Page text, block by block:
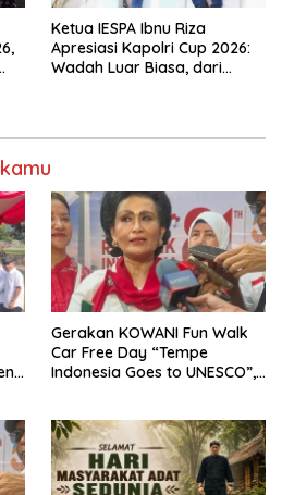
Ketua IESPA Ibnu Riza
Apresiasi Kapolri Cup 2026:
Wadah Luar Biasa, dari
Gerakan KOWANI Fun Walk
Car Free Day “Tempe
Indonesia Goes to UNESCO”,